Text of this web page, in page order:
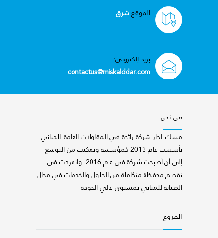
الموقع:شرق
بريد إلكتروني:
contactus@miskalddar.com
من نحن
مسك الدار شركة رائدة في المقاولات العامة للمباني
تأسست عام 2013 كمؤسسة وتمكنت من التوسع
إلى أن أصبحت شركة في عام 2016. وانفردت في
تقديم محفظة متكاملة من الحلول والخدمات في مجال
الصيانة للمباني بمستوى عالي الجودة
الفروع